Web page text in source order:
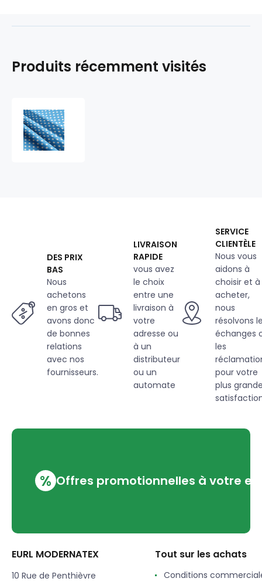
Produits récemment visités
DES PRIX
BAS
Nous
achetons
en gros et
avons donc
de bonnes
relations
avec nos
fournisseurs.
LIVRAISON
RAPIDE
vous avez
le choix
entre une
livraison à
votre
adresse ou
à un
distributeur
ou un
automate
SERVICE
CLIENTÈLE
Nous vous
aidons à
choisir et à
acheter,
nous
résolvons
échanges
les
pour votre
plus
% Offres promotionnelles à votre
EURL MODERNATEX
10 Rue de Penthièvre
Tout sur les achats
Conditions